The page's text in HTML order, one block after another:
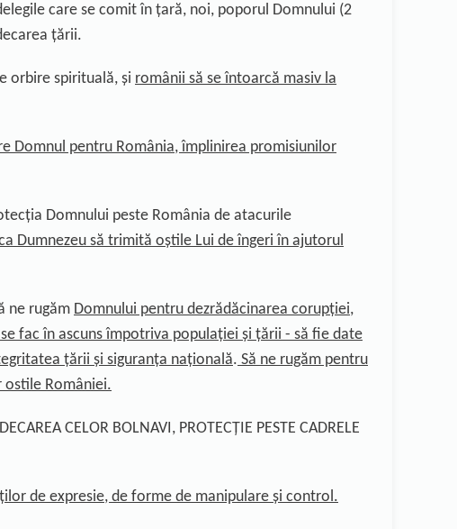
care se comit în țară, noi, poporul Domnului (2
țării.
orbire spirituală, și românii să se întoarcă masiv la
Domnul pentru România, împlinirea promisiunilor
Domnului peste România de atacurile
Dumnezeu să trimită oștile Lui de îngeri în ajutorul
ne rugăm Domnului pentru dezrădăcinarea corupției,
fac în ascuns împotriva populației și țării - să fie date
țării și siguranța națională. Să ne rugăm pentru
României.
CELOR BOLNAVI, PROTECȚIE PESTE CADRELE
de expresie, de forme de manipulare și control.